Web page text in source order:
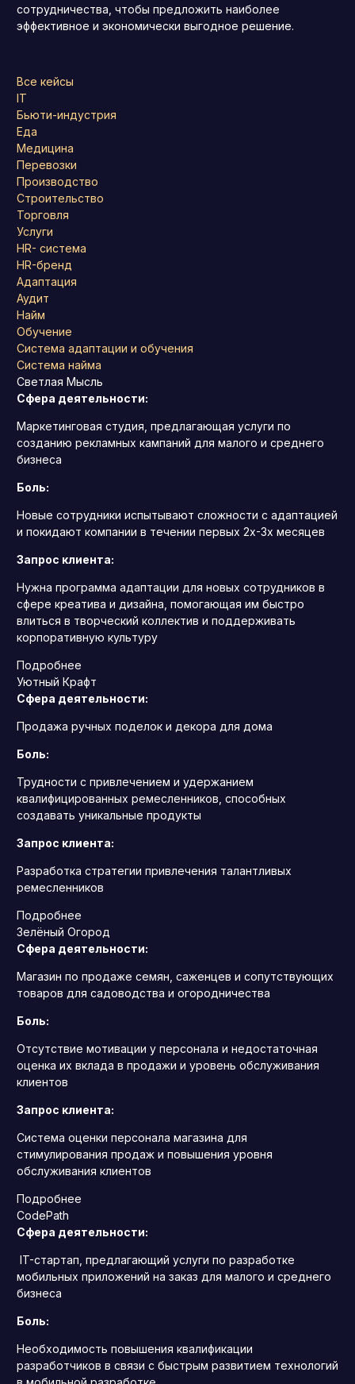
сотрудничества, чтобы предложить наиболее
эффективное и экономически выгодное решение.
Все кейсы
IT
Бьюти-индустрия
Еда
Медицина
Перевозки
Производство
Строительство
Торговля
Услуги
HR- система
HR-бренд
Адаптация
Аудит
Найм
Обучение
Система адаптации и обучения
Система найма
Светлая Мысль
Сфера деятельности:
Маркетинговая студия, предлагающая услуги по
созданию рекламных кампаний для малого и среднего
бизнеса
Боль:
Новые сотрудники испытывают сложности с адаптацией
и покидают компании в течении первых 2х-3х месяцев
Запрос клиента:
Нужна программа адаптации для новых сотрудников в
сфере креатива и дизайна, помогающая им быстро
влиться в творческий коллектив и поддерживать
корпоративную культуру
Подробнее
Уютный Крафт
Сфера деятельности:
Продажа ручных поделок и декора для дома
Боль:
Трудности с привлечением и удержанием
квалифицированных ремесленников, способных
создавать уникальные продукты
Запрос клиента:
Разработка стратегии привлечения талантливых
ремесленников
Подробнее
Зелёный Огород
Сфера деятельности:
Магазин по продаже семян, саженцев и сопутствующих
товаров для садоводства и огородничества
Боль:
Отсутствие мотивации у персонала и недостаточная
оценка их вклада в продажи и уровень обслуживания
клиентов
Запрос клиента:
Система оценки персонала магазина для
стимулирования продаж и повышения уровня
обслуживания клиентов
Подробнее
CodePath
Сфера деятельности:
IT-стартап, предлагающий услуги по разработке
мобильных приложений на заказ для малого и среднего
бизнеса
Боль:
Необходимость повышения квалификации
разработчиков в связи с быстрым развитием технологий